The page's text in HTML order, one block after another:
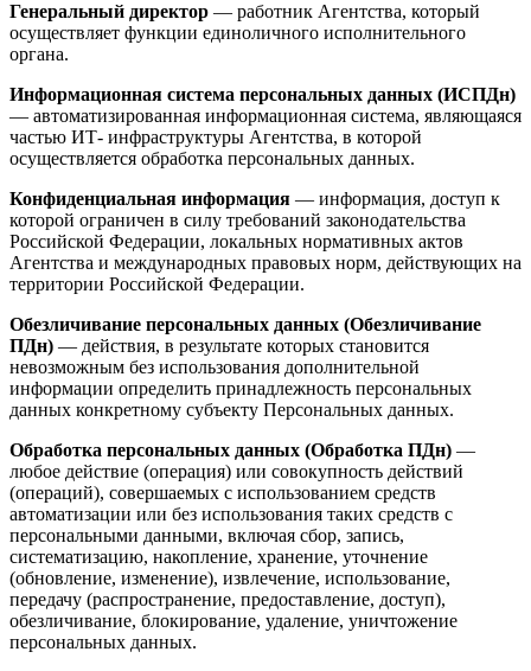
Генеральный директор — работник Агентства, который
осуществляет функции единоличного исполнительного
органа.
Информационная система персональных данных (ИСПДн)
— автоматизированная информационная система, являющаяся
частью ИТ- инфраструктуры Агентства, в которой
осуществляется обработка персональных данных.
Конфиденциальная информация — информация, доступ к
которой ограничен в силу требований законодательства
Российской Федерации, локальных нормативных актов
Агентства и международных правовых норм, действующих на
территории Российской Федерации.
Обезличивание персональных данных (Обезличивание
ПДн) — действия, в результате которых становится
невозможным без использования дополнительной
информации определить принадлежность персональных
данных конкретному субъекту Персональных данных.
Обработка персональных данных (Обработка ПДн) —
любое действие (операция) или совокупность действий
(операций), совершаемых с использованием средств
автоматизации или без использования таких средств с
персональными данными, включая сбор, запись,
систематизацию, накопление, хранение, уточнение
(обновление, изменение), извлечение, использование,
передачу (распространение, предоставление, доступ),
обезличивание, блокирование, удаление, уничтожение
персональных данных.